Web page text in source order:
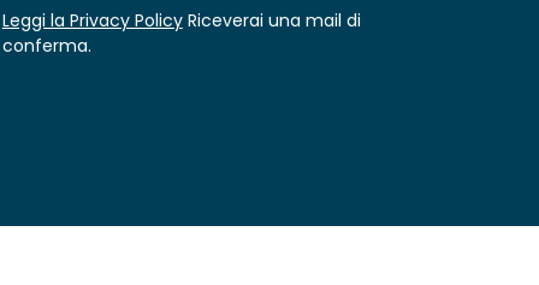
Leggi la Privacy PolicyRiceverai una mail di
conferma.